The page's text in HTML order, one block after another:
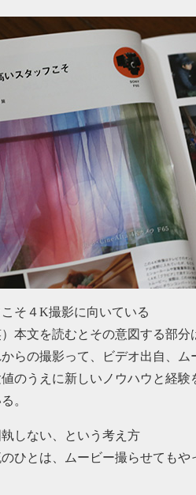
そ４K撮影に向いている
本文を読むとその意図する部分
らの撮影って、ビデオ出自、
のうえに新しいノウハウと経
。
しない、という考え方
ひとは、ムービー撮らせてもや